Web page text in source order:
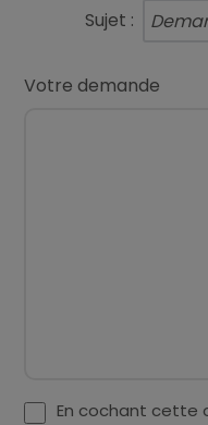
Sujet :
Votre demande
En cochant cette